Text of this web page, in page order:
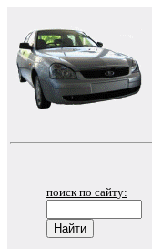
поиск по сайту: